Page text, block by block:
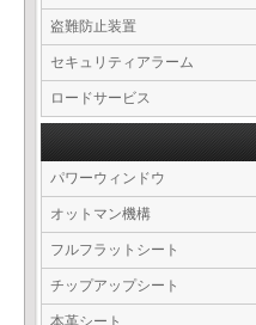
盗難防止装置
セキュリティアラーム
ロードサービス
パワーウィンドウ
オットマン機構
フルフラットシート
チップアップシート
本革シート